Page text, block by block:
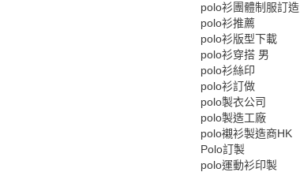
polo衫團體制服訂造
polo衫推薦
polo衫版型下載
polo衫穿搭 男
polo衫絲印
polo衫訂做
polo製衣公司
polo製造工廠
polo襯衫製造商HK
Polo訂製
polo運動衫印製